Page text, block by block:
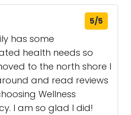
5/5
has some
health needs so
to the north shore I
and read reviews
Wellness
I am so glad I did!